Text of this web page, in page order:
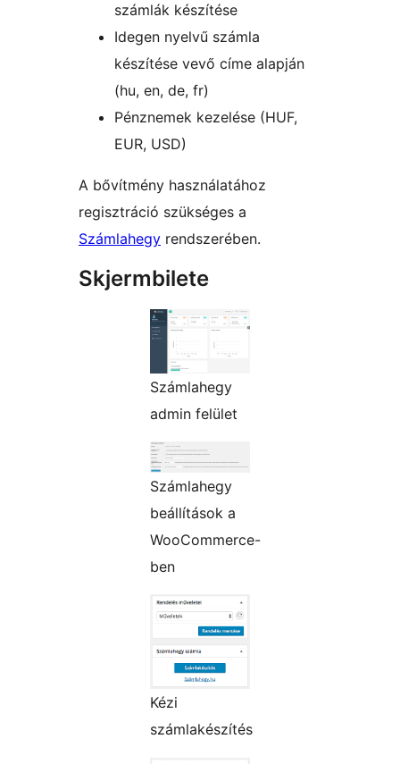
számlák készítése
Idegen nyelvű számla
készítése vevő címe alapján
(hu, en, de, fr)
Pénznemek kezelése (HUF,
EUR, USD)
A bővítmény használatához
regisztráció szükséges a
Számlahegy rendszerében.
Skjermbilete
Számlahegy
admin felület
Számlahegy
beállítások a
WooCommerce-
ben
Kézi
számlakészítés